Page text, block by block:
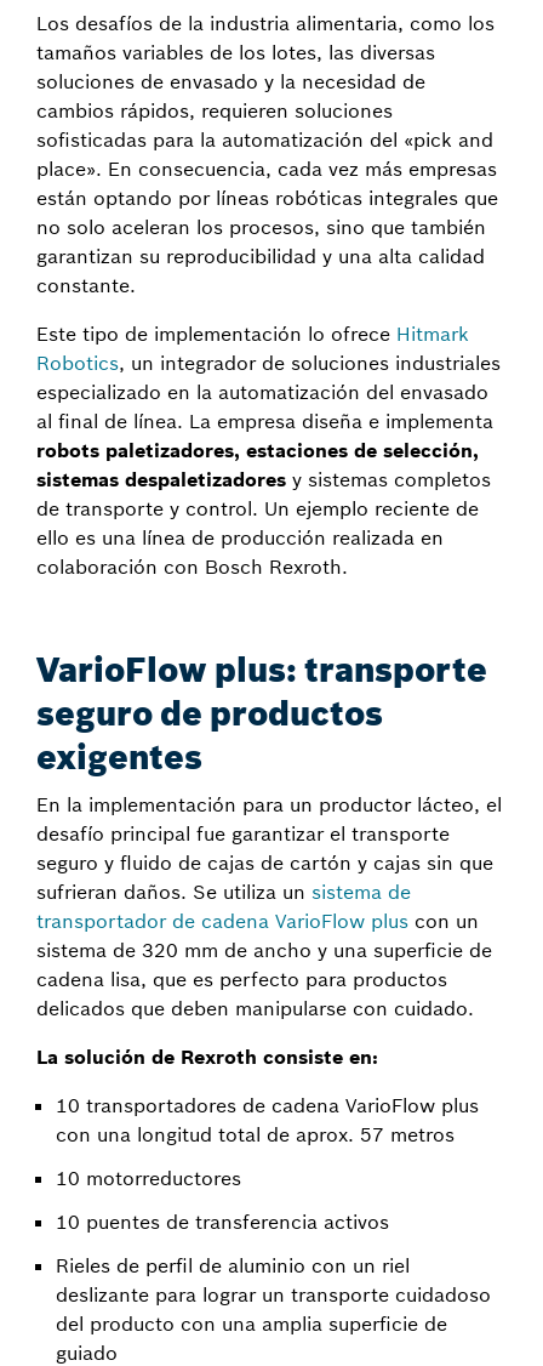
Los desafíos de la industria alimentaria, como los
tamaños variables de los lotes, las diversas
soluciones de envasado y la necesidad de
cambios rápidos, requieren soluciones
sofisticadas para la automatización del «pick and
place». En consecuencia, cada vez más empresas
están optando por líneas robóticas integrales que
no solo aceleran los procesos, sino que también
garantizan su reproducibilidad y una alta calidad
constante.
Este tipo de implementación lo ofrece Hitmark
Robotics, un integrador de soluciones industriales
especializado en la automatización del envasado
al final de línea. La empresa diseña e implementa
robots paletizadores, estaciones de selección,
sistemas despaletizadores y sistemas completos
de transporte y control. Un ejemplo reciente de
ello es una línea de producción realizada en
colaboración con Bosch Rexroth.
VarioFlow plus: transporte
seguro de productos
exigentes
En la implementación para un productor lácteo, el
desafío principal fue garantizar el transporte
seguro y fluido de cajas de cartón y cajas sin que
sufrieran daños. Se utiliza un sistema de
transportador de cadena VarioFlow plus con un
sistema de 320 mm de ancho y una superficie de
cadena lisa, que es perfecto para productos
delicados que deben manipularse con cuidado.
La solución de Rexroth consiste en:
10 transportadores de cadena VarioFlow plus
con una longitud total de aprox. 57 metros
10 motorreductores
10 puentes de transferencia activos
Rieles de perfil de aluminio con un riel
deslizante para lograr un transporte cuidadoso
del producto con una amplia superficie de
guiado